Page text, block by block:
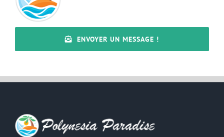
ENVOYER UN MESSAGE !